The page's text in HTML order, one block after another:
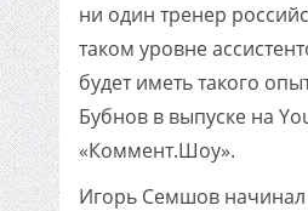
ни один тренер
таком уровне
будет иметь такого
Бубнов в выпуске на
«Коммент.Шоу».
Игорь Семшов начинал